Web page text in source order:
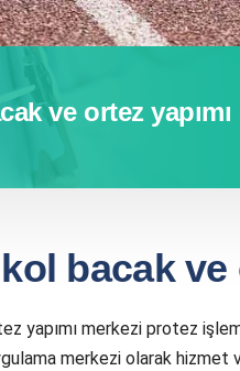
ve ortez yapımı
bacak ve
yapımı merkezi protez
merkezi olarak